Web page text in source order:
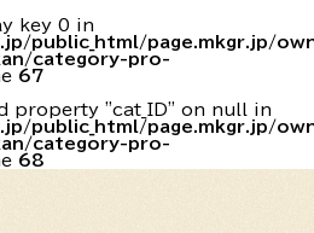
key 0 in
public_html/page.mkgr.jp/
category-pro-
67
property "cat_ID" on null in
public_html/page.mkgr.jp/
category-pro-
68